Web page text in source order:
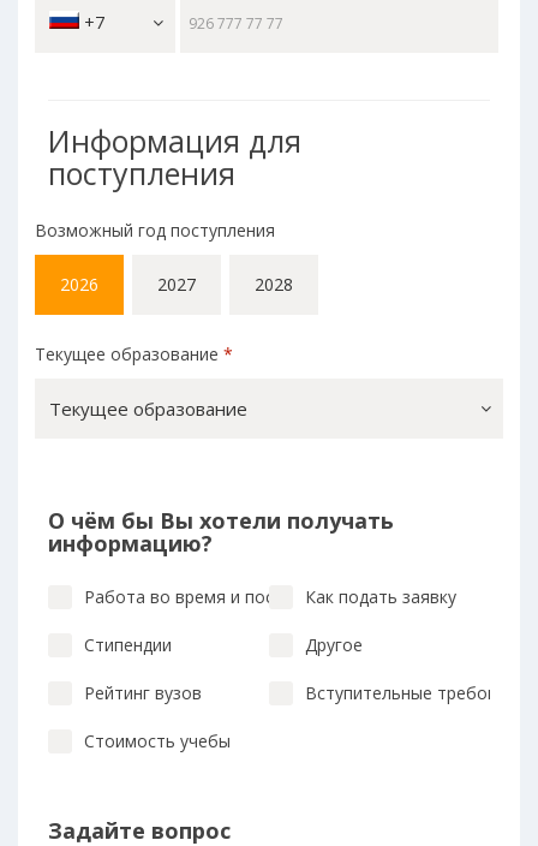
+7
Информация для
поступления
Возможный год поступления
2026 2027 2028
Текущее образование *
Текущее образование
О чём бы Вы хотели получать
информацию?
Работа во время и после учебыКак подать заявку
Стипендии Другое
Рейтинг вузов Вступительные требования
Стоимость учебы
Задайте вопрос